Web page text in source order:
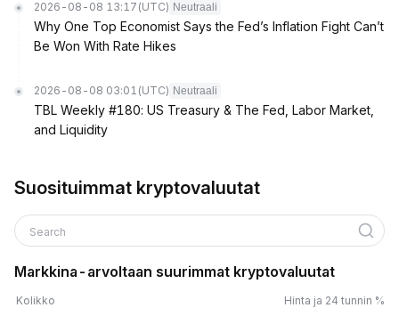
2026-08-08 13:17 (UTC) Neutraali
Why One Top Economist Says the Fed’s Inflation Fight Can’t
Be Won With Rate Hikes
2026-08-08 03:01 (UTC) Neutraali
TBL Weekly #180: US Treasury & The Fed, Labor Market,
and Liquidity
Suosituimmat kryptovaluutat
Search
Markkina-arvoltaan suurimmat kryptovaluutat
Kolikko Hinta ja 24 tunnin %